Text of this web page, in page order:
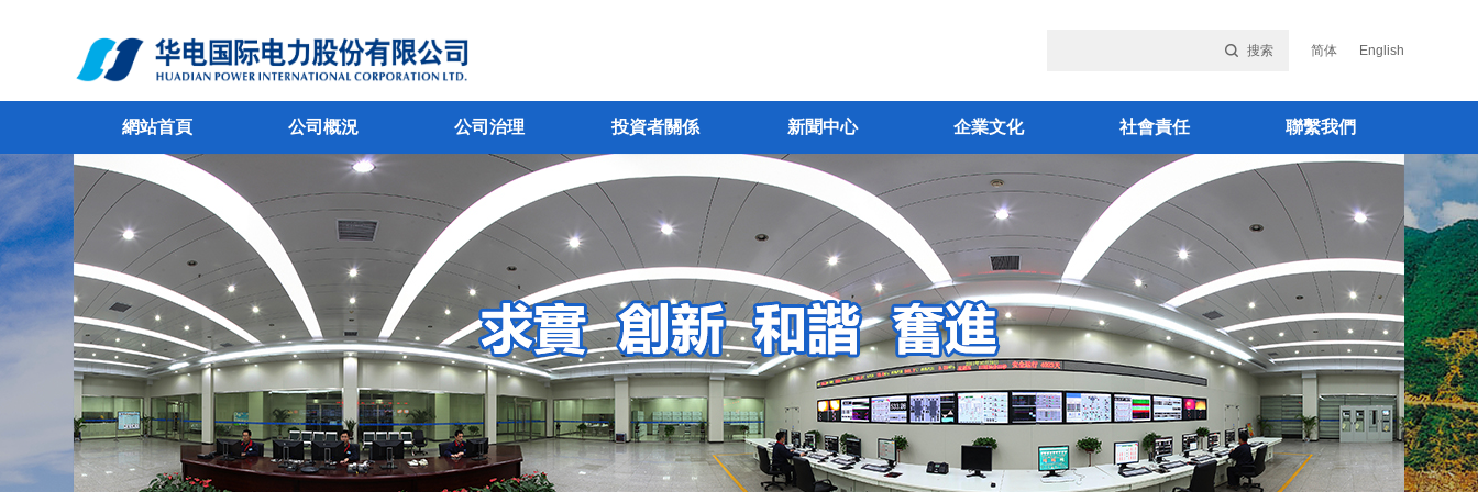
搜索 简体 English
網站首頁 公司概況 公司治理 投資者關係 新聞中心 企業文化 社會責任 聯繫我們